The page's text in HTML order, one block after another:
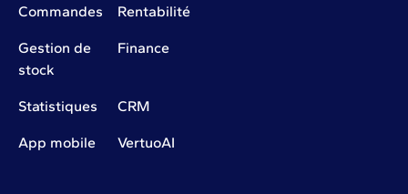
Commandes Rentabilité
Gestion de
stock
Finance
Statistiques CRM
App mobile VertuoAI